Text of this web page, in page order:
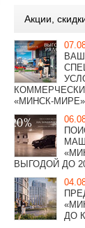
Акции,
«МИНСК-МИРЕ»
ВЫГОДОЙ ДО
ДО